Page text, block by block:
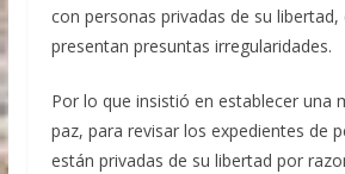
con personas privadas de su libertad,
presentan presuntas irregularidades.
Por lo que insistió en establecer una
paz, para revisar los expedientes de
están privadas de su libertad por